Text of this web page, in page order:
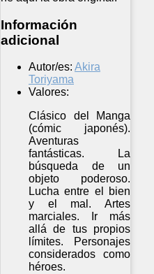
Información
adicional
Autor/es: Akira
Toriyama
Valores:
Clásico del Manga
(cómic japonés).
Aventuras
fantásticas. La
búsqueda de un
objeto poderoso.
Lucha entre el bien
y el mal. Artes
marciales. Ir más
allá de tus propios
límites. Personajes
considerados como
héroes.